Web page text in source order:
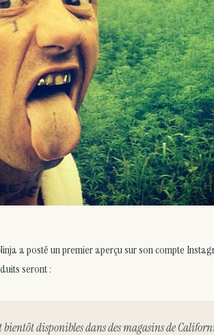
a posté un premier aperçu sur son compte
seront :
bientôt disponibles dans des magasins de